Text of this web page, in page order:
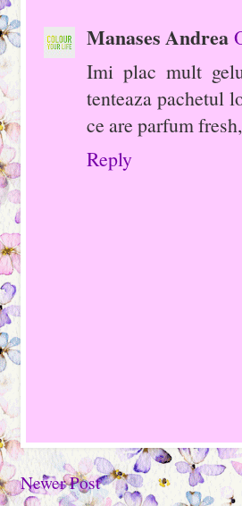
Manases Andrea
Imi plac mult
tenteaza pachetul
ce are parfum
Reply
Newer Post